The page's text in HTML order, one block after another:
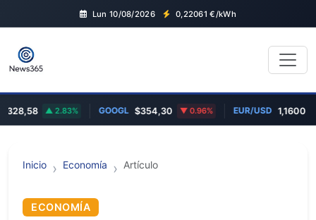
Lun 10/08/2026 0,22061 €/kWh
2.83% GOOGL $354,30 0.96% EUR/USD 1,1600
Inicio Economía Artículo
ECONOMÍA